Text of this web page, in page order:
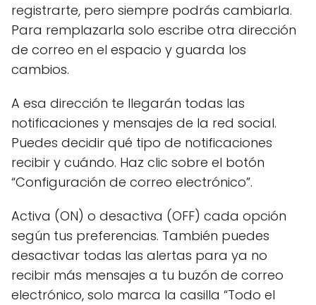
registrarte, pero siempre podrás cambiarla.
Para remplazarla solo escribe otra dirección
de correo en el espacio y guarda los
cambios.
A esa dirección te llegarán todas las
notificaciones y mensajes de la red social.
Puedes decidir qué tipo de notificaciones
recibir y cuándo. Haz clic sobre el botón
“Configuración de correo electrónico”.
Activa (ON) o desactiva (OFF) cada opción
según tus preferencias. También puedes
desactivar todas las alertas para ya no
recibir más mensajes a tu buzón de correo
electrónico, solo marca la casilla “Todo el